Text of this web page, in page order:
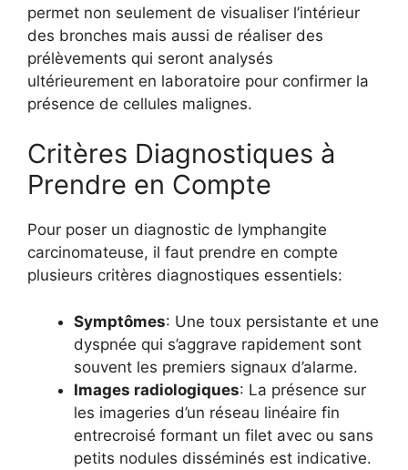
permet non seulement de visualiser l’intérieur
des bronches mais aussi de réaliser des
prélèvements qui seront analysés
ultérieurement en laboratoire pour confirmer la
présence de cellules malignes.
Critères Diagnostiques à
Prendre en Compte
Pour poser un diagnostic de lymphangite
carcinomateuse, il faut prendre en compte
plusieurs critères diagnostiques essentiels:
Symptômes: Une toux persistante et une
dyspnée qui s’aggrave rapidement sont
souvent les premiers signaux d’alarme.
Images radiologiques: La présence sur
les imageries d’un réseau linéaire fin
entrecroisé formant un filet avec ou sans
petits nodules disséminés est indicative.